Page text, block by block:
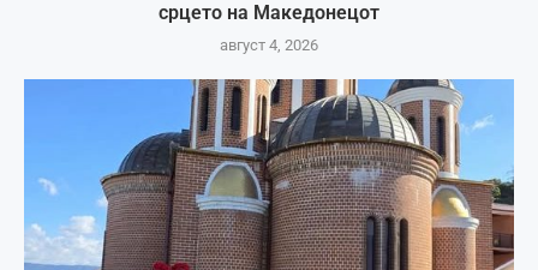
срцето на Македонецот
август 4, 2026